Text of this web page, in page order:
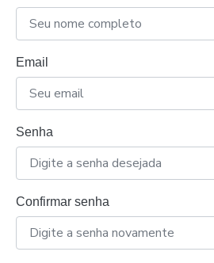
Email
Senha
Confirmar senha